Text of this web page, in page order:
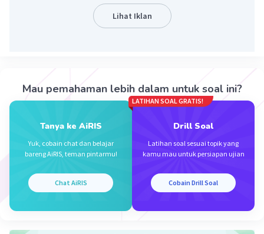
Beri Rating (1 Balas
D. Nurafifah Master Teacher
07 Desember 2023 05:20
semua yg berkaitan dengan Pembelian atau
pengurangan harta
Lihat Iklan
Mau pemahaman lebih dalam untuk soal ini?
Tanya ke AiRIS
Yuk, cobain chat dan belajar
bareng AiRIS, teman pintarmu!
Chat AiRIS
LATIHAN SOAL GRATIS!
Drill Soal
Latihan soal sesuai topik yang
kamu mau untuk persiapan ujian
Cobain Drill Soal